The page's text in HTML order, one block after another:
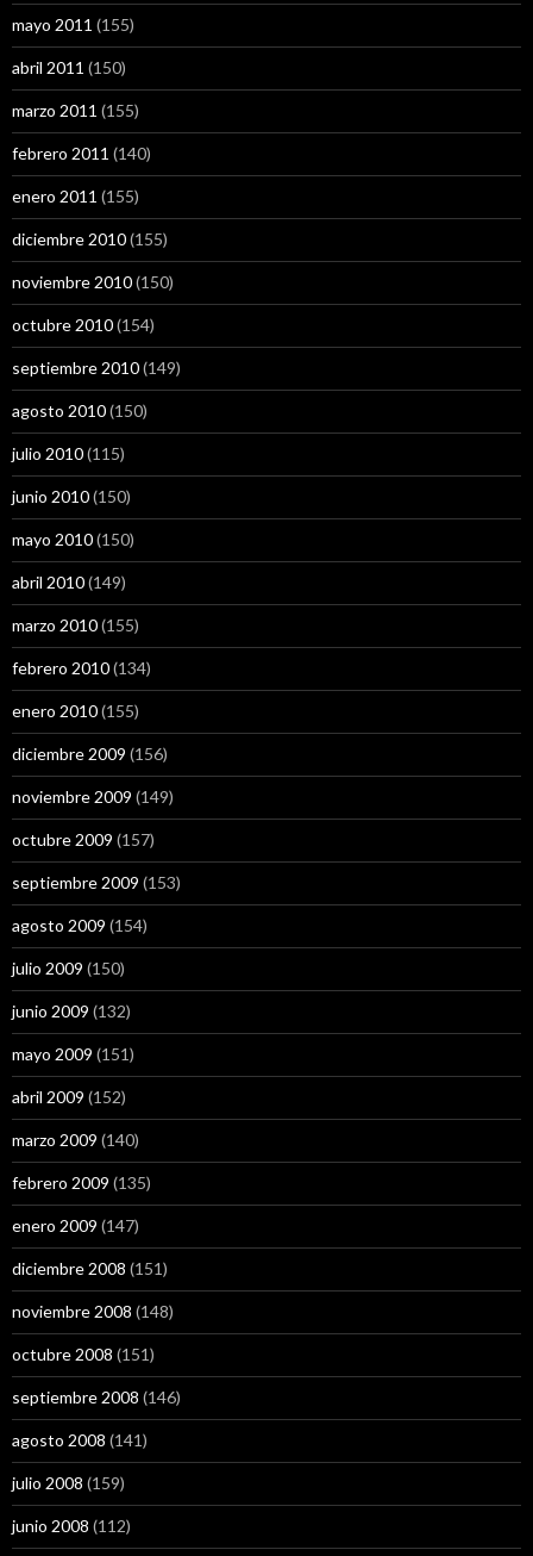
mayo 2011 (155)
abril 2011 (150)
marzo 2011 (155)
febrero 2011 (140)
enero 2011 (155)
diciembre 2010(155)
noviembre 2010(150)
octubre 2010(154)
septiembre 2010(149)
agosto 2010(150)
julio 2010(115)
junio 2010(150)
mayo 2010(150)
abril 2010(149)
marzo 2010(155)
febrero 2010(134)
enero 2010(155)
diciembre 2009 (156)
noviembre 2009 (149)
octubre 2009 (157)
septiembre 2009 (153)
agosto 2009 (154)
julio 2009 (150)
junio 2009 (132)
mayo 2009 (151)
abril 2009 (152)
marzo 2009 (140)
febrero 2009 (135)
enero 2009 (147)
diciembre 2008 (151)
noviembre 2008 (148)
octubre 2008 (151)
septiembre 2008 (146)
agosto 2008 (141)
julio 2008 (159)
junio 2008 (112)